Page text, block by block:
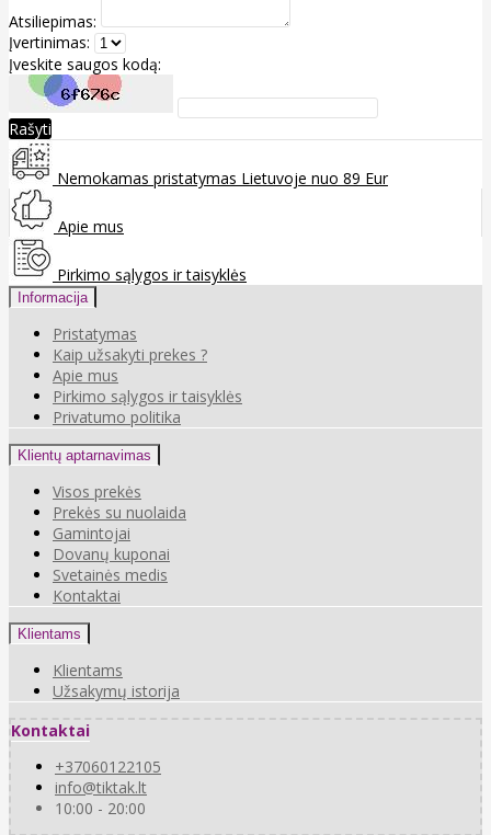
Atsiliepimas:
Įvertinimas:
Įveskite saugos kodą:
Rašyti
Nemokamas pristatymas Lietuvoje nuo 89 Eur
Apie mus
Pirkimo sąlygos ir taisyklės
Informacija
Pristatymas
Kaip užsakyti prekes ?
Apie mus
Pirkimo sąlygos ir taisyklės
Privatumo politika
Klientų aptarnavimas
Visos prekės
Prekės su nuolaida
Gamintojai
Dovanų kuponai
Svetainės medis
Kontaktai
Klientams
Klientams
Užsakymų istorija
Kontaktai
+37060122105
info@tiktak.lt
10:00 - 20:00